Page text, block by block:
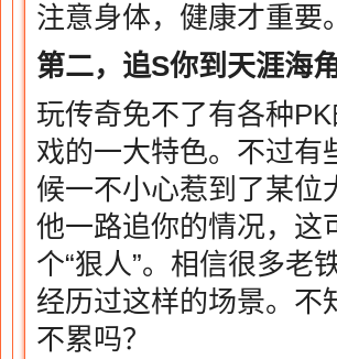
注意身体，健康才重要。
第二，追S你到天涯海
玩传奇免不了有各种
戏的一大特色。不过有
候一不小心惹到了某位
他一路追你的情况，这
个“狠人”。相信很多老
经历过这样的场景。不
不累吗？